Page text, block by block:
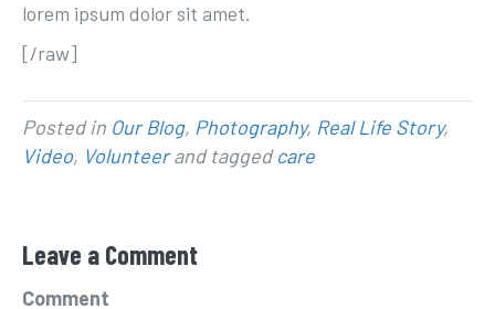
lorem ipsum dolor sit amet.
[/raw]
Posted in Our Blog, Photography, Real Life Story,
Video, Volunteerand taggedcare
Leave a Comment
Comment